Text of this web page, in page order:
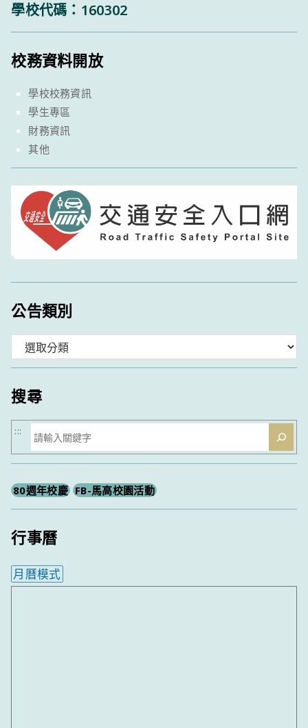
學校代碼：160302
校務資料開放
學校校務資訊
學生專區
財務資訊
其他
公告類別
類
搜尋
搜
尋
:::
80週年校慶 FB-馬高校園活動
行事曆
月曆模式